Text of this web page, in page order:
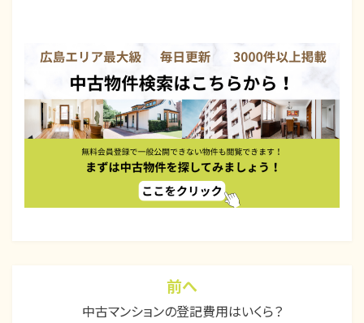
前へ
中古マンションの登記費用はいくら？